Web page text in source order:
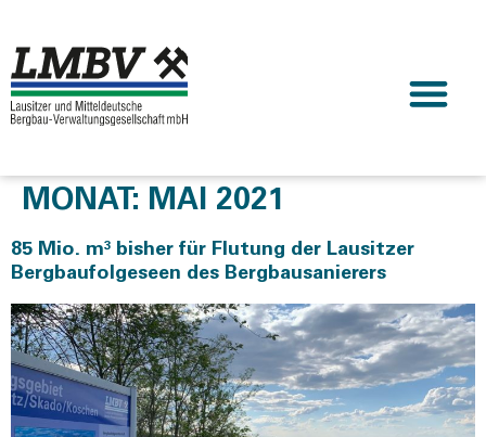
MONAT: MAI 2021
85 Mio. m³ bisher für Flutung der Lausitzer
Bergbaufolgeseen des Bergbausanierers